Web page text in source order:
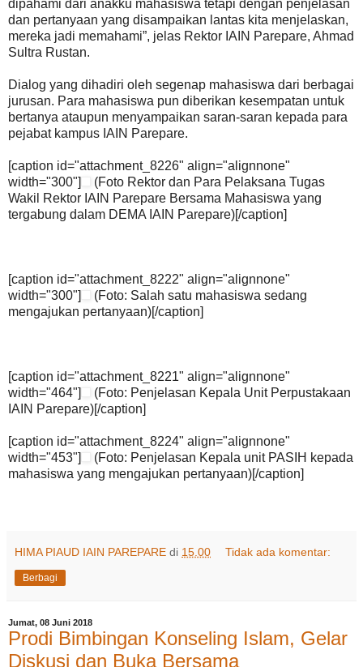
dipahami dari anakku mahasiswa tetapi dengan penjelasan
dan pertanyaan yang disampaikan lantas kita menjelaskan,
mereka jadi memahami”, jelas Rektor IAIN Parepare, Ahmad
Sultra Rustan.
Dialog yang dihadiri oleh segenap mahasiswa dari berbagai
jurusan. Para mahasiswa pun diberikan kesempatan untuk
bertanya ataupun menyampaikan saran-saran kepada para
pejabat kampus IAIN Parepare.
[caption id="attachment_8226" align="alignnone"
width="300"]
(Foto Rektor dan Para Pelaksana Tugas
Wakil Rektor IAIN Parepare Bersama Mahasiswa yang
tergabung dalam DEMA IAIN Parepare)[/caption]
[caption id="attachment_8222" align="alignnone"
width="300"]
(Foto: Salah satu mahasiswa sedang
mengajukan pertanyaan)[/caption]
[caption id="attachment_8221" align="alignnone"
width="464"]
(Foto: Penjelasan Kepala Unit Perpustakaan
IAIN Parepare)[/caption]
[caption id="attachment_8224" align="alignnone"
width="453"]
(Foto: Penjelasan Kepala unit PASIH kepada
mahasiswa yang mengajukan pertanyaan)[/caption]
HIMA PIAUD IAIN PAREPARE di 15.00 Tidak ada komentar:
Berbagi
Jumat, 08 Juni 2018
Prodi Bimbingan Konseling Islam, Gelar
Diskusi dan Buka Bersama